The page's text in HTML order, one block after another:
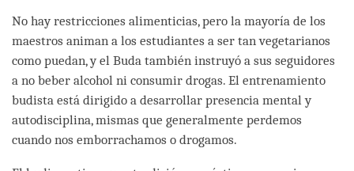
No hay restricciones alimenticias, pero la mayoría de los
maestros animan a los estudiantes a ser tan vegetarianos
como puedan, y el Buda también instruyó a sus seguidores
a no beber alcohol ni consumir drogas. El entrenamiento
budista está dirigido a desarrollar presencia mental y
autodisciplina, mismas que generalmente perdemos
cuando nos emborrachamos o drogamos.